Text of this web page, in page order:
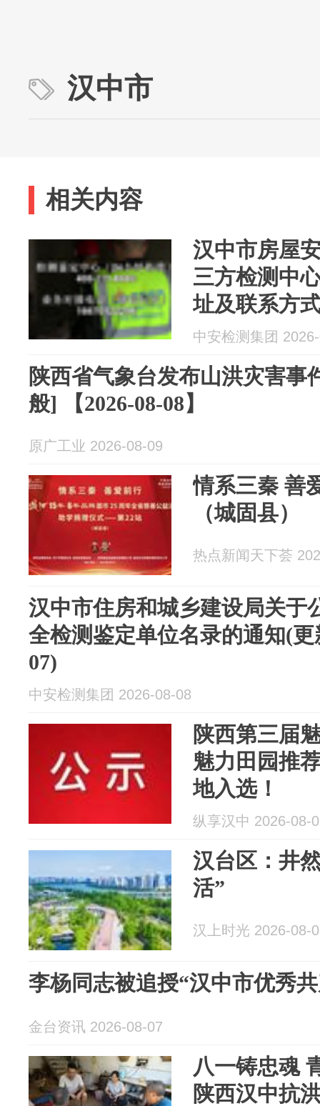
汉中市
相关内容
汉中市房屋
三方检测中
址及联系方
中安检测集团
陕西省气象台发布山洪灾害
般] 【2026-08-08】
原广工业 2026-08-09
情系三秦 善爱前行——第22站
（城固县）
热点新闻天下荟
汉中市住房和城乡建设局关于
全检测鉴定单位名录的通知(更
07)
中安检测集团 2026-08-08
陕西第三届
魅力田园推
地入选！
纵享汉中 2026-08-
汉台区：井
活”
汉上时光 2026-08-
李杨同志被追授“汉中市优秀
金台资讯 2026-08-07
八一铸忠魂
陕西汉中抗